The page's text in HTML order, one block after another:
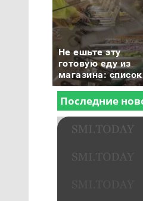
Не ешьте эту
готовую еду из
магазина: список